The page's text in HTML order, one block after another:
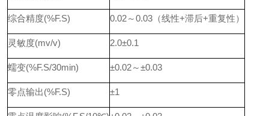
综合精度(%F.S) 0.02～0.03（线性+滞后+重复性）
灵敏度(mv/v) 2.0±0.1
蠕变(%F.S/30min) ±0.02～±0.03
零点输出(%F.S) ±1